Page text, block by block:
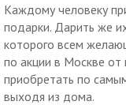
Каждому человеку
подарки. Дарить же
которого всем
по акции в Москве
приобретать по
выходя из дома.